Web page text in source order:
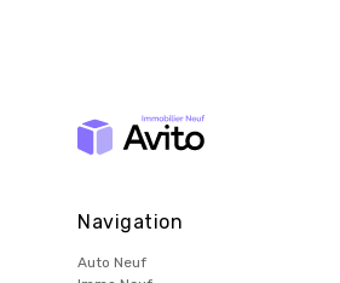
Navigation
Auto Neuf